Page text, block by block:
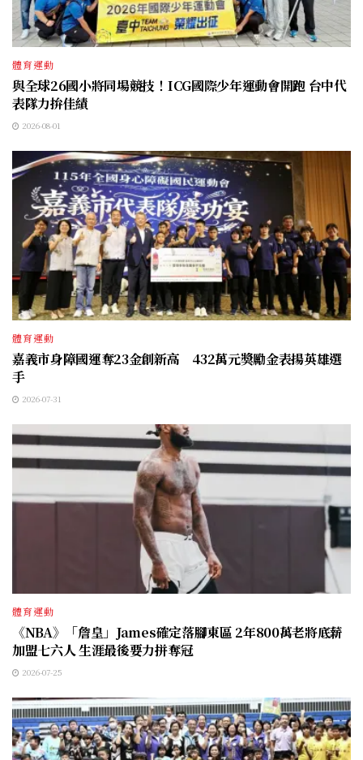
體育運動
與全球26國小將同場競技！ICG國際少年運動會開跑 台中代
表隊力拚佳績
2026-08-01
體育運動
嘉義市身障國運奪23金創新高 432萬元獎勵金表揚英雄選
手
2026-07-31
體育運動
《NBA》「詹皇」James確定落腳東區 2年800萬老將底薪
加盟七六人 生涯最後要力拼奪冠
2026-07-25